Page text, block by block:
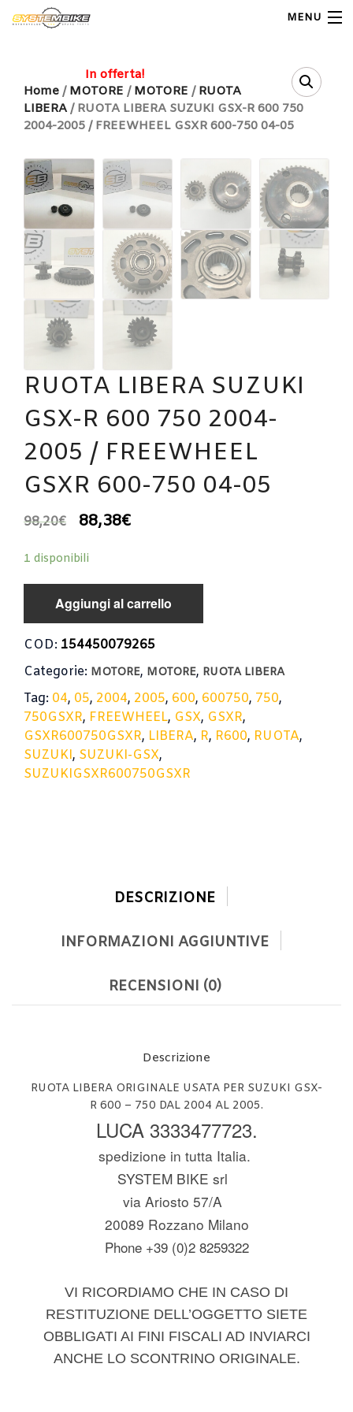
MENU
Home
Shop Ricambi
Note Generali
Carrello
Home / MOTORE / MOTORE / RUOTA
LIBERA / RUOTA LIBERA SUZUKI GSX-R 600 750
2004-2005 / FREEWHEEL GSXR 600-750 04-05
In offerta!
RUOTA LIBERA SUZUKI
GSX-R 600 750 2004-
2005 / FREEWHEEL
GSXR 600-750 04-05
98,20€ 88,38€
1 disponibili
Aggiungi al carrello
COD: 154450079265
Categorie: MOTORE, MOTORE, RUOTA LIBERA
Tag: 04, 05, 2004, 2005, 600, 600750, 750,
750GSXR, FREEWHEEL, GSX, GSXR,
GSXR600750GSXR, LIBERA, R, R600, RUOTA,
SUZUKI, SUZUKI-GSX,
SUZUKIGSXR600750GSXR
DESCRIZIONE
INFORMAZIONI AGGIUNTIVE
RECENSIONI (0)
Descrizione
RUOTA LIBERA ORIGINALE USATA PER SUZUKI GSX-
R 600 – 750 DAL 2004 AL 2005.
LUCA 3333477723.
spedizione in tutta Italia.
SYSTEM BIKE srl
via Ariosto 57/A
20089 Rozzano Milano
Phone +39 (0)2 8259322
VI RICORDIAMO CHE IN CASO DI
RESTITUZIONE DELL’OGGETTO SIETE
OBBLIGATI AI FINI FISCALI AD INVIARCI
ANCHE LO SCONTRINO ORIGINALE.